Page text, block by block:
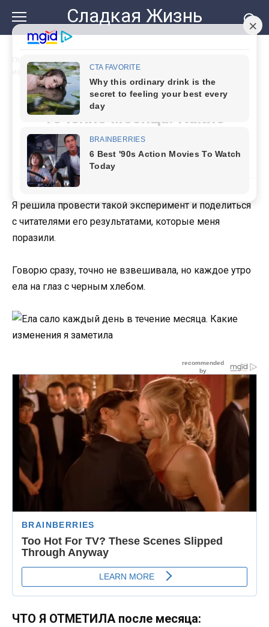
контенту
Сладкая Жизнь
изменения я заметила
Ела сало каждый день в
течение месяца. Какие
изменения я заметила
Я решила провести такой эксперимент и поделиться
с читателями его результатами, которые меня
поразили.
Говорю сразу, точно не взвешивала, но каждое утро
ела на глаз с черным хлебом.
ЧТО Я ОТМЕТИЛА после месяца: